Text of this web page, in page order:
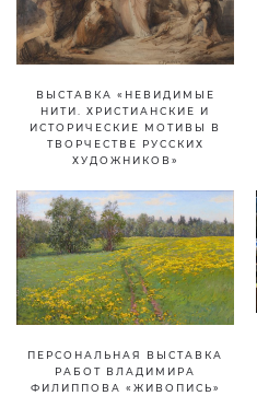
ВЫСТАВКА «НЕВИДИМЫЕ
НИТИ. ХРИСТИАНСКИЕ И
ИСТОРИЧЕСКИЕ МОТИВЫ В
ТВОРЧЕСТВЕ РУССКИХ
ХУДОЖНИКОВ»
ПЕРСОНАЛЬНАЯ ВЫСТАВКА
РАБОТ ВЛАДИМИРА
ФИЛИППОВА «ЖИВОПИСЬ»